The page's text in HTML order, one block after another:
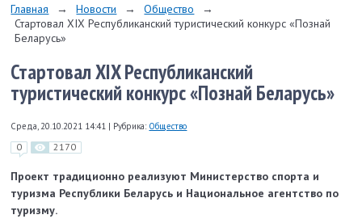
Главная → Новости → Общество
→
Стартовал XIX Республиканский туристический конкурс «Познай
Беларусь»
Стартовал XIX Республиканский
туристический конкурс «Познай Беларусь»
Среда, 20.10.2021 14:41 | Рубрика: Общество
0 2170
Проект традиционно реализуют Министерство спорта и
туризма Республики Беларусь и Национальное агентство по
туризму.